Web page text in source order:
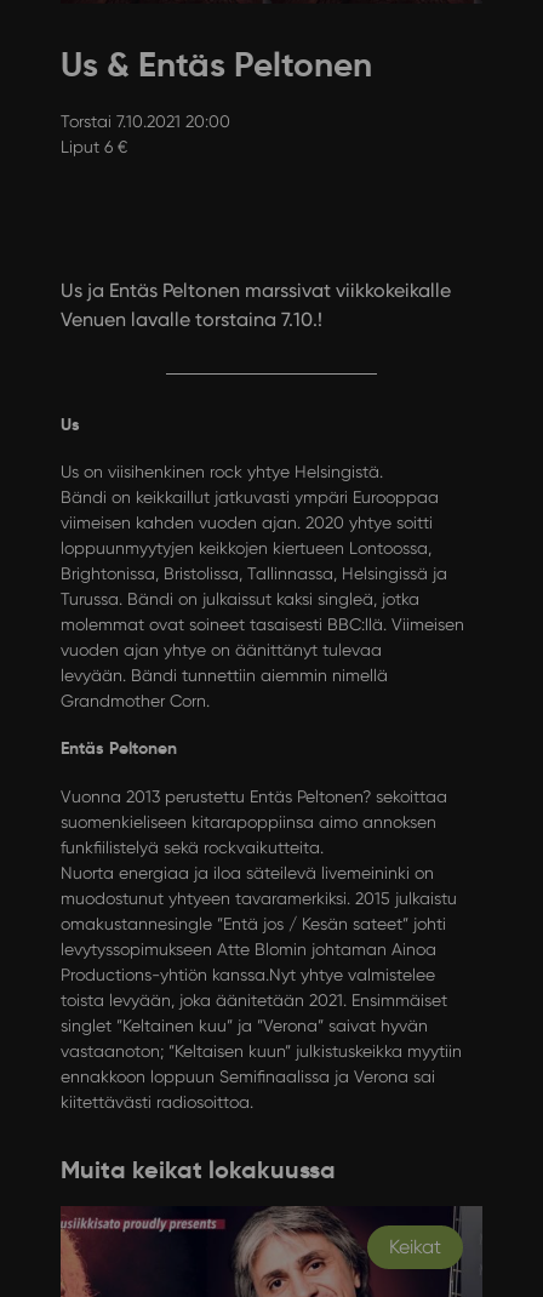
Us & Entäs Peltonen
Torstai 7.10.2021 20:00
Liput 6 €
Us ja Entäs Peltonen marssivat viikkokeikalle
Venuen lavalle torstaina 7.10.!
Us
Us on viisihenkinen rock yhtye Helsingistä.
Bändi on keikkaillut jatkuvasti ympäri Eurooppaa
viimeisen kahden vuoden ajan. 2020 yhtye soitti
loppuunmyytyjen keikkojen kiertueen Lontoossa,
Brightonissa, Bristolissa, Tallinnassa, Helsingissä ja
Turussa. Bändi on julkaissut kaksi singleä, jotka
molemmat ovat soineet tasaisesti BBC:llä. Viimeisen
vuoden ajan yhtye on äänittänyt tulevaa
levyään. Bändi tunnettiin aiemmin nimellä
Grandmother Corn.
Entäs Peltonen
Vuonna 2013 perustettu Entäs Peltonen? sekoittaa
suomenkieliseen kitarapoppiinsa aimo annoksen
funkfiilistelyä sekä rockvaikutteita.
Nuorta energiaa ja iloa säteilevä livemeininki on
muodostunut yhtyeen tavaramerkiksi. 2015 julkaistu
omakustannesingle ”Entä jos / Kesän sateet” johti
levytyssopimukseen Atte Blomin johtaman Ainoa
Productions-yhtiön kanssa.Nyt yhtye valmistelee
toista levyään, joka äänitetään 2021. Ensimmäiset
singlet ”Keltainen kuu” ja ”Verona” saivat hyvän
vastaanoton; ”Keltaisen kuun” julkistuskeikka myytiin
ennakkoon loppuun Semifinaalissa ja Verona sai
kiitettävästi radiosoittoa.
Muita keikat lokakuussa
Keikat